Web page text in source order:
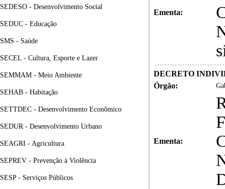
SEDESO - Desenvolvimento Social
SEDUC - Educação
SMS - Saúde
SECEL - Cultura, Esporte e Lazer
SEMMAM - Meio Ambiente
SEHAB - Habitação
SETTDEC - Desenvolvimento Econômico
SEDUR - Desenvolvimento Urbano
SEAGRI - Agricultura
SEPREV - Prevenção à Violência
SESP - Serviços Públicos
Ementa:
DECRETO
Órgão:
Ementa: